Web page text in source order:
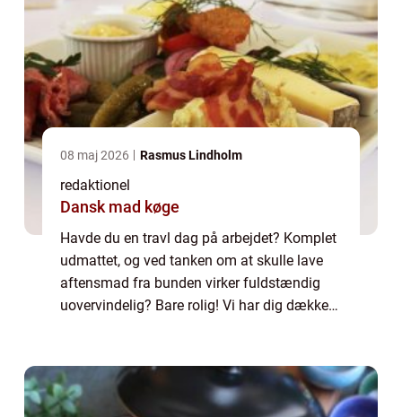
08 maj 2026 Rasmus Lindholm
redaktionel
Dansk mad køge
Havde du en travl dag på arbejdet? Komplet
udmattet, og ved tanken om at skulle lave
aftensmad fra bunden virker fuldstændig
uovervindelig? Bare rolig! Vi har dig dækket